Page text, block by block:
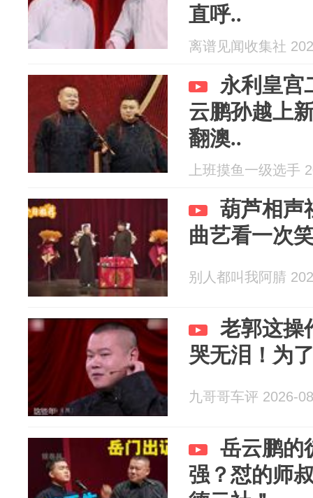
直呼..
离谱见闻收集社
永利皇宫
云鹏孙越上
翻澳..
上班摸鱼一级选手
葫芦相声
曲艺看一次
别人都叫我阿腈
老郭这操
哭无泪！为
九哥哥车评 2026-
岳云鹏的
强？怼的师